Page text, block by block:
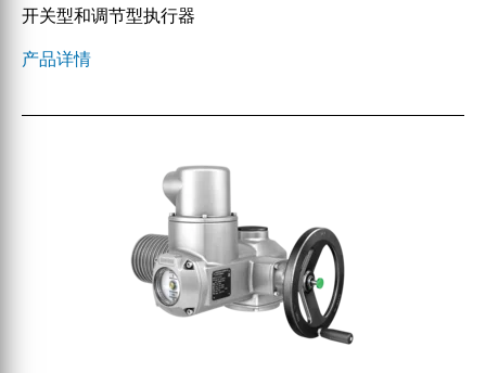
开关型和调节型执行器
产品详情